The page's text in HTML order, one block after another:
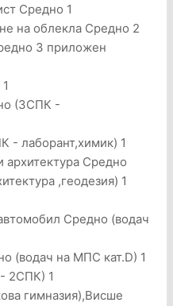
Средно 1
на облекла Средно 2
3 приложен
(3СПК -
- лаборант,химик) 1
архитектура Средно
,геодезия) 1
Средно (водач
(водач на МПС кат.D) 1
2СПК) 1
гимназия),Висше